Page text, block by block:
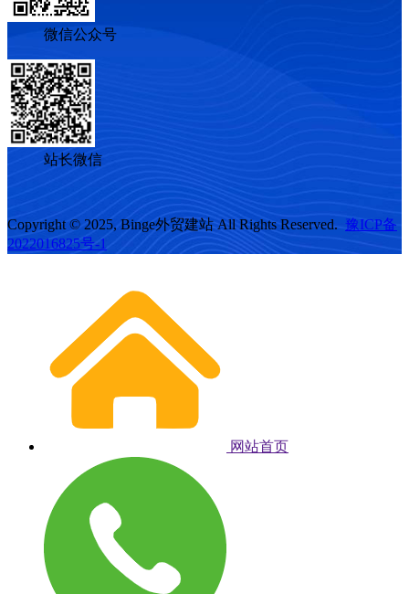
微信公众号
站长微信
Copyright © 2025, Binge外贸建站 All Rights Reserved. 豫ICP备
2022016825号-1
网站首页